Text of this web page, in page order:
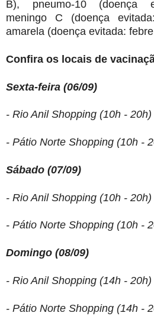
B), pneumo-10 (doença
meningo C (doença
amarela (doença evitada:
Confira os locais de
Sexta-feira (06/09)
- Rio Anil Shopping (10h - 20h)
- Pátio Norte Shopping (10h -
Sábado (07/09)
- Rio Anil Shopping (10h - 20h)
- Pátio Norte Shopping (10h -
Domingo (08/09)
- Rio Anil Shopping (14h - 20h)
- Pátio Norte Shopping (14h -